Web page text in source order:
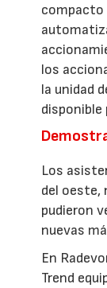
compacto
los
la unidad
disponible
Los
del oeste,
pudieron
nuevas
En
Trend